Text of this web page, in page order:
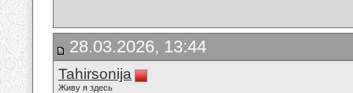
28.03.2026, 13:44
Tahirsonija
Живу я здесь